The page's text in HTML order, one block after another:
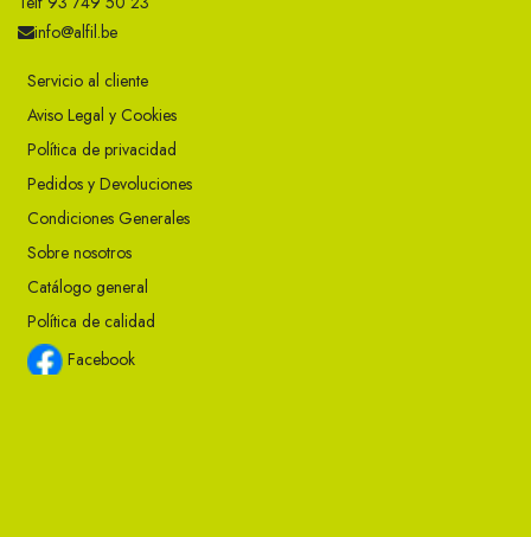
info@alfil.be
Servicio al cliente
Aviso Legal y Cookies
Política de privacidad
Pedidos y Devoluciones
Condiciones Generales
Sobre nosotros
Catálogo general
Política de calidad
Facebook